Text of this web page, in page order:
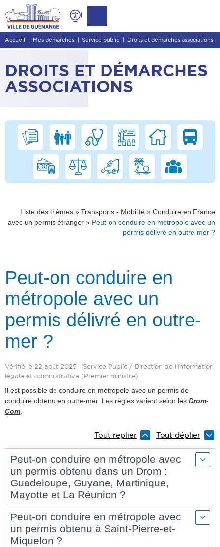
Contenu
Entête de page
Menu principal
Pied de page
Accueil Mes démarches Service public Droits et démarches associations
DROITS ET DÉMARCHES
ASSOCIATIONS
Liste des thèmes » Transports - Mobilité » Conduire en France
avec un permis étranger » Peut-on conduire en métropole avec un
permis délivré en outre-mer ?
Peut-on conduire en
métropole avec un
permis délivré en outre-
mer ?
Vérifié le 22 août 2025 - Service Public / Direction de l'information
légale et administrative (Premier ministre)
Il est possible de conduire en métropole avec un permis de
conduire obtenu en outre-mer. Les règles varient selon les Drom-
Com
Tout replier Tout déplier
Peut-on conduire en métropole avec
un permis obtenu dans un Drom :
Guadeloupe, Guyane, Martinique,
Mayotte et La Réunion ?
Peut-on conduire en métropole avec
un permis obtenu à Saint-Pierre-et-
Miquelon ?